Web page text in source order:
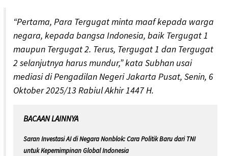
“Pertama, Para Tergugat minta maaf kepada warga
negara, kepada bangsa Indonesia, baik Tergugat 1
maupun Tergugat 2. Terus, Tergugat 1 dan Tergugat
2 selanjutnya harus mundur,” kata Subhan usai
mediasi di Pengadilan Negeri Jakarta Pusat, Senin, 6
Oktober 2025/13 Rabiul Akhir 1447 H.
BACAAN LAINNYA
Saran Investasi AI di Negara Nonblok: Cara Politik Baru dari TNI
untuk Kepemimpinan Global Indonesia